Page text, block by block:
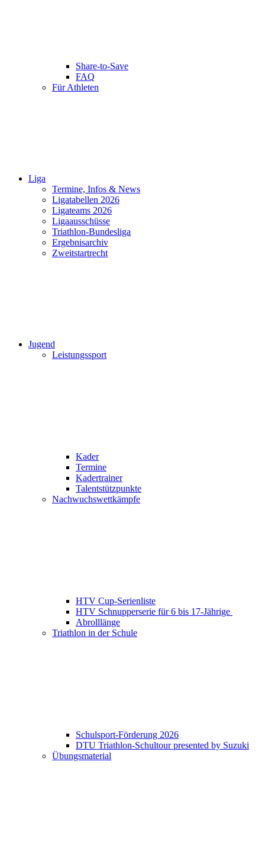
Share-to-Save
FAQ
Für Athleten
Liga
Termine, Infos & News
Ligatabellen 2026
Ligateams 2026
Ligaausschüsse
Triathlon-Bundesliga
Ergebnisarchiv
Zweitstartrecht
Jugend
Leistungssport
Kader
Termine
Kadertrainer
Talentstützpunkte
Nachwuchswettkämpfe
HTV Cup-Serienliste
HTV Schnupperserie für 6 bis 17-Jährige
Abrolllänge
Triathlon in der Schule
Schulsport-Förderung 2026
DTU Triathlon-Schultour presented by Suzuki
Übungsmaterial